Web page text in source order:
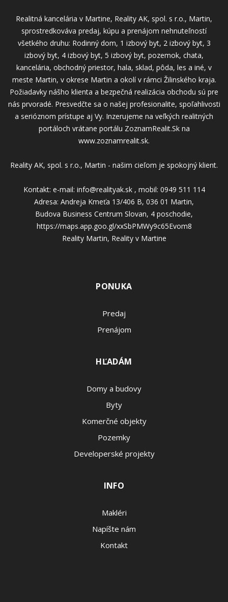
Realitná kancelária v Martine, Reality AK, spol. s r.o., Martin,
sprostredkováva predaj, kúpu a prenájom nehnuteľností
všetkého druhu: Rodinný dom, 1 izbový byt, 2 izbový byt, 3
izbový byt, 4 izbový byt, 5 izbový byt, pozemok, chata,
kancelária, obchodný priestor, hala, sklad, pôda, les a iné, v
meste Martin, v okrese Martin a okolí v rámci Žilinského kraja.
Požiadavky nášho klienta a bezpečná realizácia obchodu sú pre
nás prvoradé. Presvedčte sa o našej profesionalite, spoľahlivosti
a serióznom prístupe aj Vy. Inzerujeme na veľkých realitných
portáloch vrátane portálu ZoznamRealit.Sk na
www.zoznamrealit.sk.
Reality AK, spol. s r.o., Martin - našim cieľom je spokojný klient.
Kontakt: e-mail: info@realityak.sk , mobil: 0949 511 114
Adresa: Andreja Kmeťa 13/406 B, 036 01 Martin,
Budova Business Centrum Slovan, 4 poschodie,
https://maps.app.goo.gl/xxSbPMWy9c65Evom8
Reality Martin, Reality v Martine
PONUKA
Predaj
Prenájom
HĽADÁM
Domy a budovy
Byty
Komerčné objekty
Pozemky
Developerské projekty
INFO
Makléri
Napíšte nám
Kontakt